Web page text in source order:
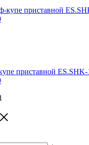
приставной